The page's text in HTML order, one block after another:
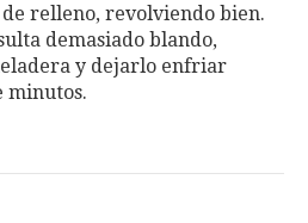
relleno, revolviendo bien.
demasiado blando,
y dejarlo enfriar
minutos.